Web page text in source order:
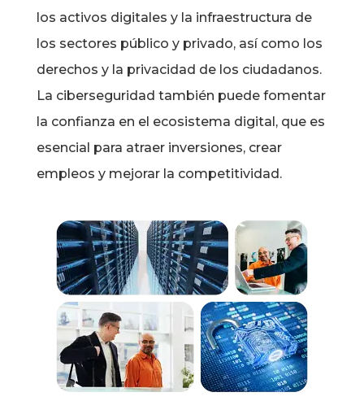
los activos digitales y la infraestructura de
los sectores público y privado, así como los
derechos y la privacidad de los ciudadanos.
La ciberseguridad también puede fomentar
la confianza en el ecosistema digital, que es
esencial para atraer inversiones, crear
empleos y mejorar la competitividad.